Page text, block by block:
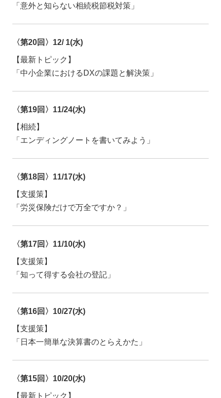
「意外と知らない相続税節税対策」
〈第20回〉12/ 1(水)
【最新トピック】
「中小企業におけるDXの課題と解決策」
〈第19回〉11/24(水)
【相続】
「エンディングノートを書いてみよう」
〈第18回〉11/17(水)
【支援策】
「労災保険だけで万全ですか？」
〈第17回〉11/10(水)
【支援策】
「知って得する会社の登記」
〈第16回〉10/27(水)
【支援策】
「日本一簡単な決算書のとらえかた」
〈第15回〉10/20(水)
【最新トピック】